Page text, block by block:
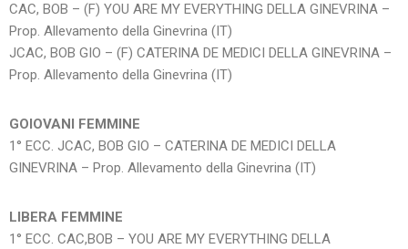
CAC, BOB – (F) YOU ARE MY EVERYTHING DELLA GINEVRINA –
Prop. Allevamento della Ginevrina (IT)
JCAC, BOB GIO – (F) CATERINA DE MEDICI DELLA GINEVRINA –
Prop. Allevamento della Ginevrina (IT)
GOIOVANI FEMMINE
1° ECC. JCAC, BOB GIO – CATERINA DE MEDICI DELLA
GINEVRINA – Prop. Allevamento della Ginevrina (IT)
LIBERA FEMMINE
1° ECC. CAC,BOB – YOU ARE MY EVERYTHING DELLA